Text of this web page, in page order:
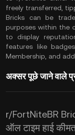
freely transferred,
Bricks can be
purposes within the
to display
features like
Membership, and
अक्सर पूछे जाने वाले
r/FortNiteBR
ऑल टाइम हाई